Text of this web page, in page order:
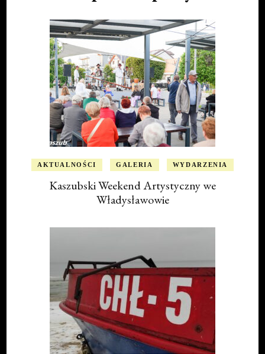
AKTUALNOŚCI GALERIA WYDARZENIA
Kaszubski Weekend Artystyczny we
Władysławowie
GALERIA